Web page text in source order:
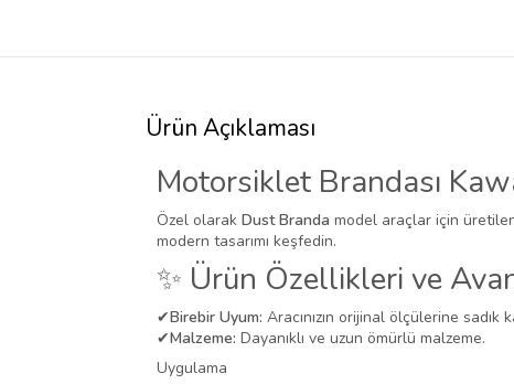
Ürün Açıklaması
Motorsiklet Brandası
Özel olarak Dust Branda model araçlar için
modern tasarımı keşfedin.
✨ Ürün Özellikleri ve
✔Birebir Uyum: Aracınızın orijinal ölçülerine sadık
✔Malzeme: Dayanıklı ve uzun ömürlü malzeme.
Uygulama